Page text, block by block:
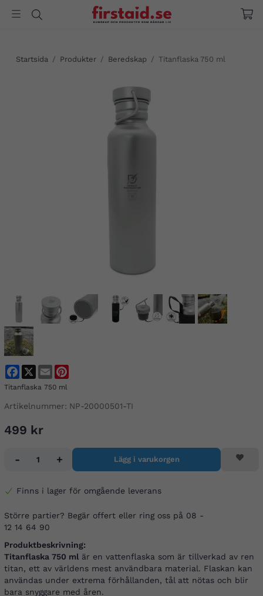
Startsida / Produkter / Beredskap / Titanflaska 750 ml
FacebookEmail
Titanflaska 750 ml
Artikelnummer: NP-20000501-TI
499 kr
- + Lägg i varukorgen
Finns i lager för omgående leverans
Större partier? Begär offert eller ring oss på 08 -
12 14 64 90
Produktbeskrivning:
Titanflaska 750 ml är en vattenflaska som är tillverkad av ren
titan, ett av världens mest användbara material. Flaskan kan
användas under extrema förhållanden, tål att nötas och blir
bara snyggare med åren.